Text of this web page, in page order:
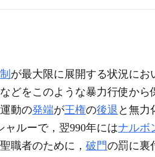
が最大限に展開する状況にお
どをこのような暴力行使から
動の発端が王権の後退 と無力
ルーで，翌990年にはナルボ
職者のために， 破門の罰に裏